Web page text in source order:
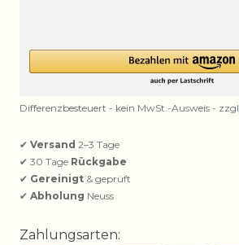
Differenzbesteuert - kein MwSt.-Ausweis - zzgl.
✔ Versand 2–3 Tage
✔ 30 Tage Rückgabe
✔ Gereinigt & geprüft
✔ Abholung Neuss
Zahlungsarten: